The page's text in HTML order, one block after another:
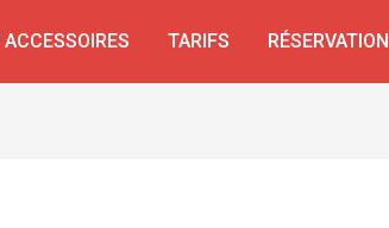
TARIFS RÉSERVATION